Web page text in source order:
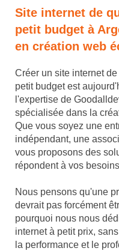
Site internet de
petit budget à
en création web
Créer un site internet
petit budget est
l'expertise de
spécialisée dans la
Que vous soyez une
indépendant, une
vous proposons des
répondent à vos
Nous pensons qu'une
devrait pas forcément
pourquoi nous nous
internet à petit prix,
la performance et le